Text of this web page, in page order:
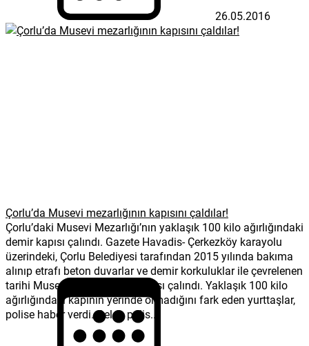
26.05.2016
Çorlu’da Musevi mezarlığının kapısını çaldılar!
Çorlu’daki Musevi Mezarlığı’nın yaklaşık 100 kilo ağırlığındaki
demir kapısı çalındı. Gazete Havadis- Çerkezköy karayolu
üzerindeki, Çorlu Belediyesi tarafından 2015 yılında bakıma
alınıp etrafı beton duvarlar ve demir korkuluklar ile çevrelenen
tarihi Musevi Mezarlığı’nın kapısı çalındı. Yaklaşık 100 kilo
ağırlığındaki kapının yerinde olmadığını fark eden yurttaşlar,
polise haber verdi. Gelen polis...